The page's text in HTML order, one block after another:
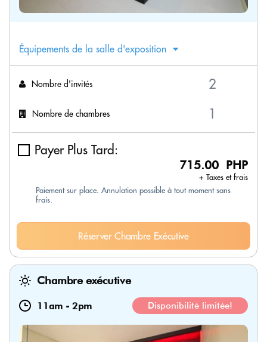
Équipements de la salle d'exposition
Nombre d'invités
Nombre de chambres
Payer Plus Tard:
715.00 PHP
+ Taxes et frais
Paiement sur place. Annulation possible à tout moment sans
frais.
Réserver Chambre Exécutive
Chambre exécutive
11am - 2pm Disponibilité limitée!